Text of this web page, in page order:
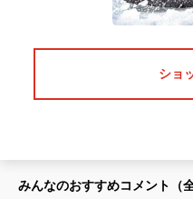
ショ
みんなのおすすめコメント（